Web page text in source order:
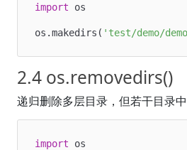
import os
os.makedirs( 'test/demo/
2.4 os.removedirs()
递归删除多层目录，但若干目录
import os